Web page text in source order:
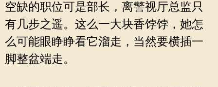
空缺的职位可是部长，离警视厅总监只
有几步之遥。这么一大块香饽饽，她怎
么可能眼睁睁看它溜走，当然要横插一
脚整盆端走。